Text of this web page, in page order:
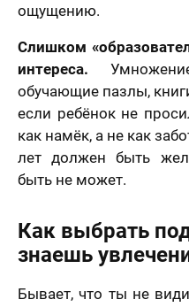
ощущению.
Слишком
интереса.
обучающие пазлы,
если ребёнок не
как намёк, а не как
лет должен быть
быть не может.
Как выбрать
знаешь
Бывает, что ты не